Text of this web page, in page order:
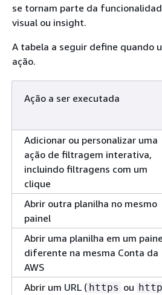
se tornam parte da
visual ou insight.
A tabela a seguir define quando
ação.
Ação a ser executada
Adicionar ou personalizar uma
ação de filtragem interativa,
incluindo filtragens com um
clique
Abrir outra planilha no mesmo
painel
Abrir uma planilha em um
diferente na mesma Conta da
AWS
Abrir um URL ( https ou http